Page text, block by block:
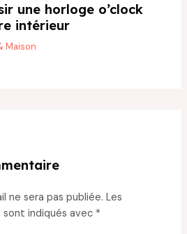
une horloge o’clock
intérieur
Maison
ne sera pas publiée. Les
indiqués avec *